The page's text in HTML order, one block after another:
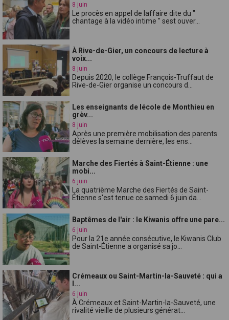
8 juin
Le procès en appel de laffaire dite du "
chantage à la vidéo intime " sest ouver...
À Rive-de-Gier, un concours de lecture à
voix...
8 juin
Depuis 2020, le collège François-Truffaut de
Rive-de-Gier organise un concours d...
Les enseignants de lécole de Monthieu en
grèv...
8 juin
Après une première mobilisation des parents
délèves la semaine dernière, les ens...
Marche des Fiertés à Saint-Étienne : une
mobi...
6 juin
La quatrième Marche des Fiertés de Saint-
Étienne s'est tenue ce samedi 6 juin da...
Baptêmes de l'air : le Kiwanis offre une pare...
6 juin
Pour la 21e année consécutive, le Kiwanis Club
de Saint-Étienne a organisé sa jo...
Crémeaux ou Saint-Martin-la-Sauveté : qui a
l...
6 juin
À Crémeaux et Saint-Martin-la-Sauveté, une
rivalité vieille de plusieurs générat...